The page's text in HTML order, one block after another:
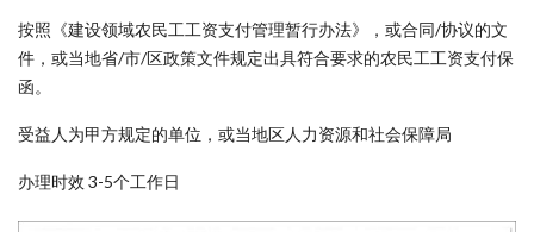
按照《建设领域农民工工资支付管理暂行办法》，或合同/协议的文
件，或当地省/市/区政策文件规定出具符合要求的农民工工资支付保
函。
受益人为甲方规定的单位，或当地区人力资源和社会保障局
办理时效 3-5个工作日